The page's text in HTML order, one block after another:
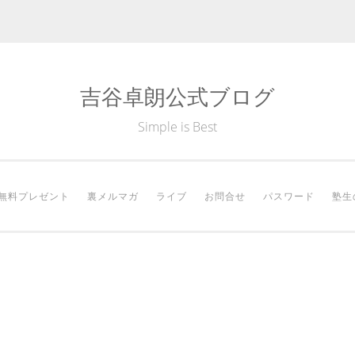
吉谷卓朗公式ブログ
Simple is Best
料プレゼント 裏メルマガ ライブ お問合せ パスワード 塾生